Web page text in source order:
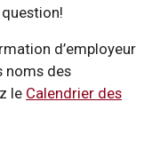
d’employeur
noms des
le Calendrier des